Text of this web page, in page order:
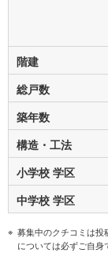
階建
総戸数
築年数
構造・工法
小学校 学区
中学校 学区
募集中のクチコミは投
については必ずご自身